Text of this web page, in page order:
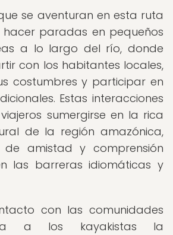
se aventuran en esta ruta
hacer paradas en pequeños
a lo largo del río, donde
con los habitantes locales,
costumbres y participar en
Estas interacciones
sumergirse en la rica
de la región amazónica,
amistad y comprensión
las barreras idiomáticas y
con las comunidades
a los kayakistas la